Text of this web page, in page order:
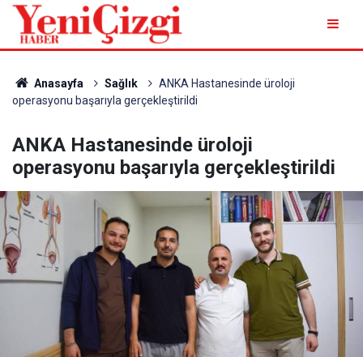
Anasayfa Sağlık
ANKA Hastanesinde üroloji
operasyonu başarıyla gerçekleştirildi
ANKA Hastanesinde üroloji
operasyonu başarıyla gerçekleştirildi